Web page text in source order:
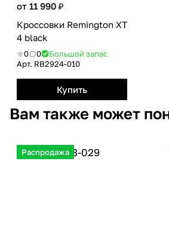
от 11 990 ₽
Кроссовки Remington XT
4 black
0 0
Большой запас
Арт. RB2924-010
Купить
Вам также может
Распродажа